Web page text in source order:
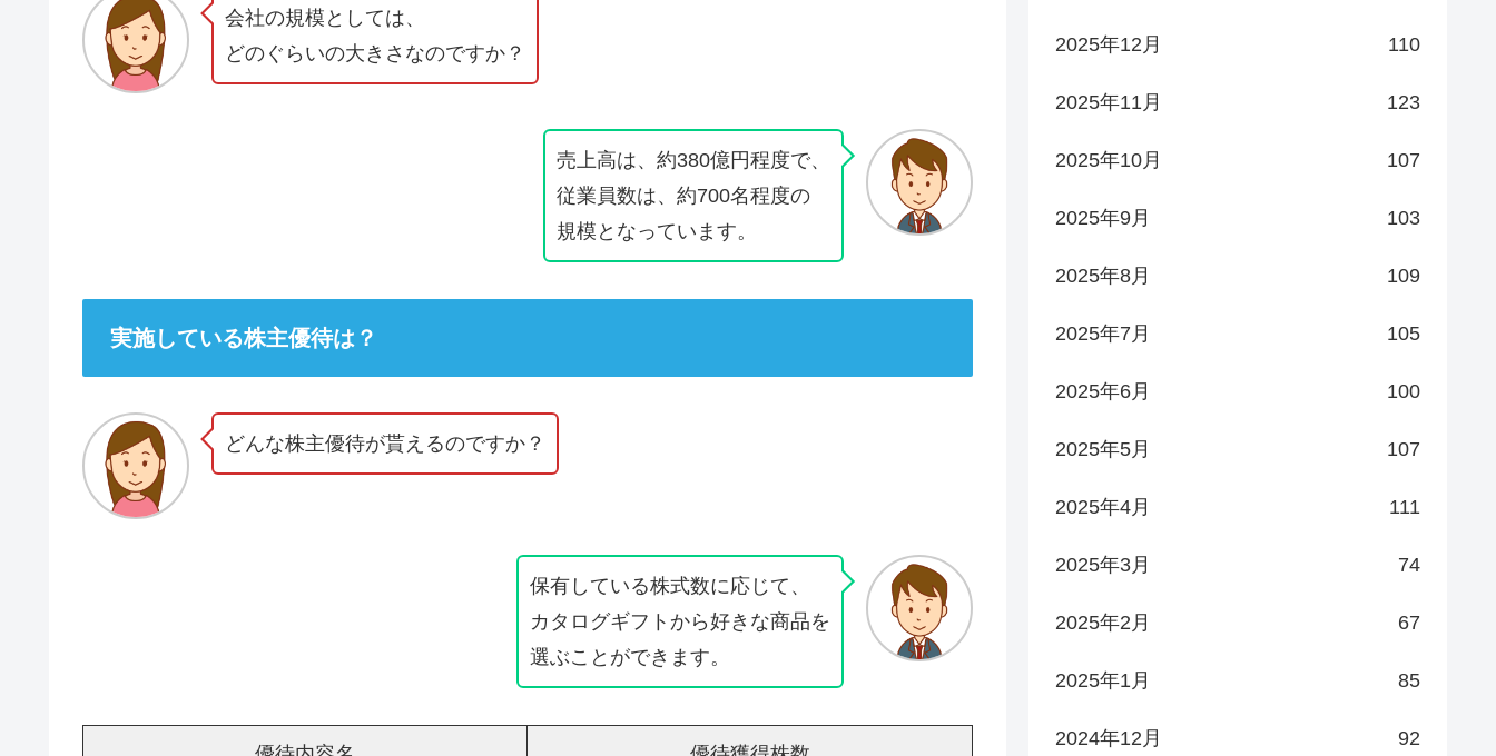
会社の規模としては、
どのぐらいの大きさなのですか？
売上高は、約380億円程度で、
従業員数は、約700名程度の
規模となっています。
実施している株主優待は？
どんな株主優待が貰えるのですか？
保有している株式数に応じて、
カタログギフトから好きな商品を
選ぶことができます。
2025年12月 110
2025年11月 123
2025年10月 107
2025年9月 103
2025年8月 109
2025年7月 105
2025年6月 100
2025年5月 107
2025年4月 111
2025年3月 74
2025年2月 67
2025年1月 85
2024年12月 92